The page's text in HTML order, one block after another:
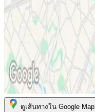
ดูเส้นทางใน Google Map